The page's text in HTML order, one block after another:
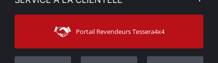
Voir nos actualités
Sitemap
Moyens d’expédition
Contacter
Assistance aux clients
Suivi des commandes
Portail Revendeurs Tessera4x4